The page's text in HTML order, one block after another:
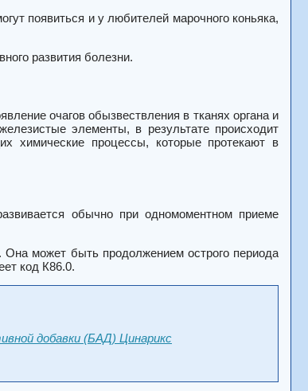
появиться и у любителей марочного коньяка,
развития болезни.
очагов обызвествления в тканях органа и
элементы, в результате происходит
химические процессы, которые протекают в
обычно при одномоментном приеме
Она может быть продолжением острого периода
код К86.0.
добавки (БАД) Цинарикс